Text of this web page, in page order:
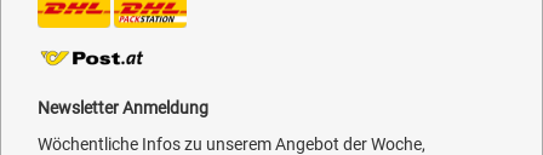
Newsletter Anmeldung
Wöchentliche Infos zu unserem Angebot der Woche,